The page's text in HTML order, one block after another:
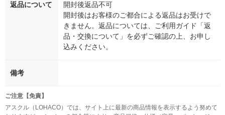
返品について
開封後返品不可
開封後はお客様のご都合による返品はお受けで
きません。返品については、ご利用ガイド「返
品・交換について」を必ずご確認の上、お申し
込みください。
備考
ご注意【免責】
アスクル（LOHACO）では、サイト上に最新の商品情報を表示するよう努めて